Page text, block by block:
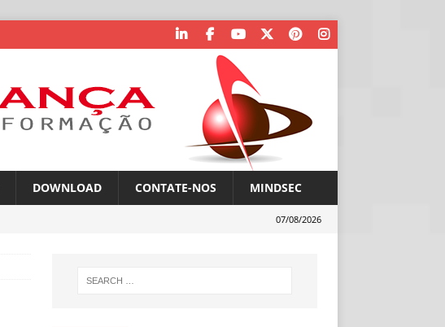
DOWNLOAD CONTATE-NOS MINDSEC
07/08/2026